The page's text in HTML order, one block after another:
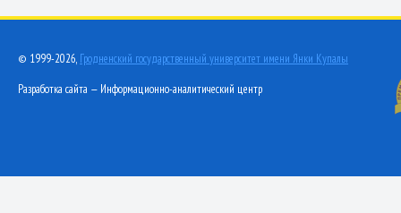
© 1999-2026, Гродненский государственный университет имени Янки Купалы
Разработка сайта — Информационно-аналитический центр